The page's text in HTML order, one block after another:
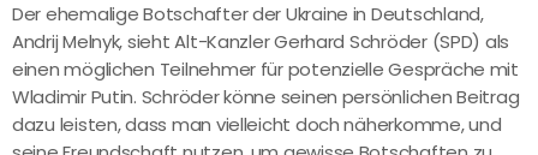
Der ehemalige Botschafter der Ukraine in Deutschland,
Andrij Melnyk, sieht Alt-Kanzler Gerhard Schröder (SPD) als
einen möglichen Teilnehmer für potenzielle Gespräche mit
Wladimir Putin. Schröder könne seinen persönlichen Beitrag
dazu leisten, dass man vielleicht doch näherkomme, und